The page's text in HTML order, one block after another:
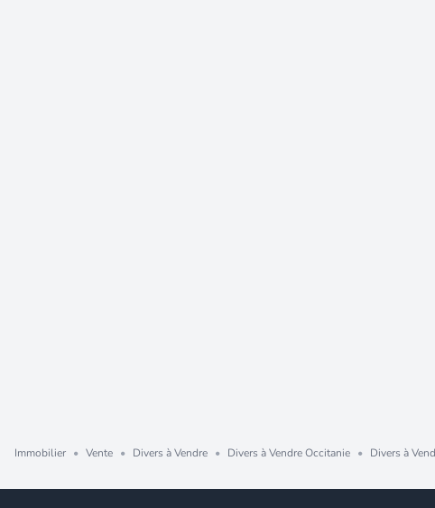
Immobilier • Vente • Divers à Vendre • Divers à Vendre Occitanie • Divers à